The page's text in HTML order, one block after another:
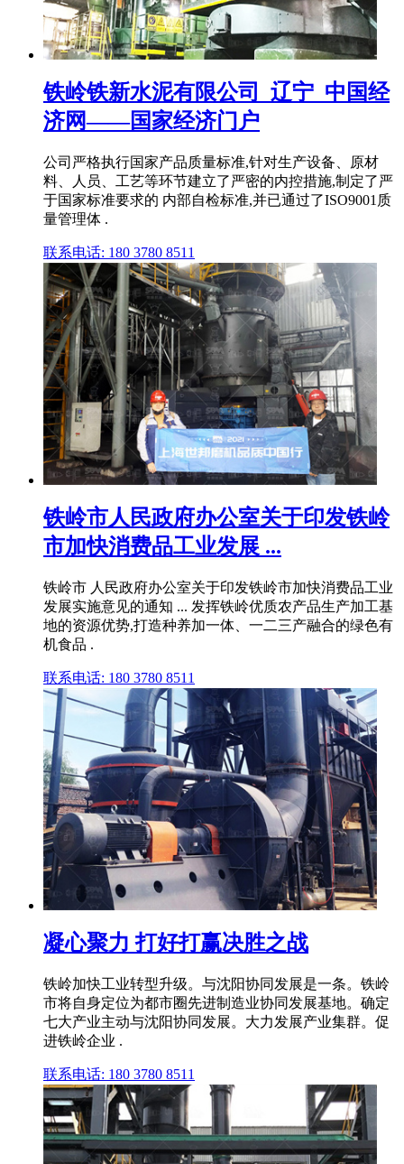
铁岭铁新水泥有限公司_辽宁_中国经
济网——国家经济门户
公司严格执行国家产品质量标准,针对生产设备、原材
料、人员、工艺等环节建立了严密的内控措施,制定了严
于国家标准要求的 内部自检标准,并已通过了ISO9001质
量管理体 .
联系电话: 180 3780 8511
铁岭市人民政府办公室关于印发铁岭
市加快消费品工业发展 ...
铁岭市 人民政府办公室关于印发铁岭市加快消费品工业
发展实施意见的通知 ... 发挥铁岭优质农产品生产加工基
地的资源优势,打造种养加一体、一二三产融合的绿色有
机食品 .
联系电话: 180 3780 8511
凝心聚力 打好打赢决胜之战
铁岭加快工业转型升级。与沈阳协同发展是一条。铁岭
市将自身定位为都市圈先进制造业协同发展基地。确定
七大产业主动与沈阳协同发展。大力发展产业集群。促
进铁岭企业 .
联系电话: 180 3780 8511